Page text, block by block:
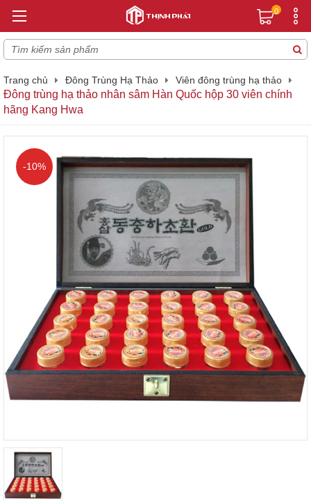
0
Trang chủ Đông Trùng Hạ Thảo Viên đông trùng hạ thảo
Đông trùng hạ thảo nhân sâm Hàn Quốc hộp 30 viên chính
hãng Kang Hwa
-10%